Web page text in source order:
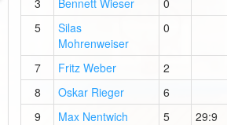
3
Bennett Wieser
0
5
Silas
Mohrenweiser
0
7 Fritz Weber
2
8
Oskar Rieger
6
9
Max Nentwich 5
29:9